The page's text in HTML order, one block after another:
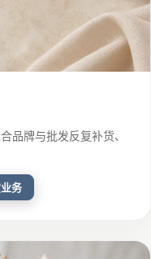
品牌与批发反复补货、
务